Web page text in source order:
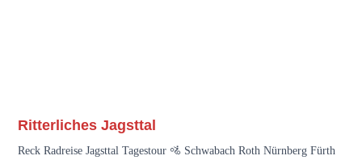
Ritterliches Jagsttal
Reck Radreise Jagsttal Tagestour 🚵 Schwabach Roth Nürnberg Fürth